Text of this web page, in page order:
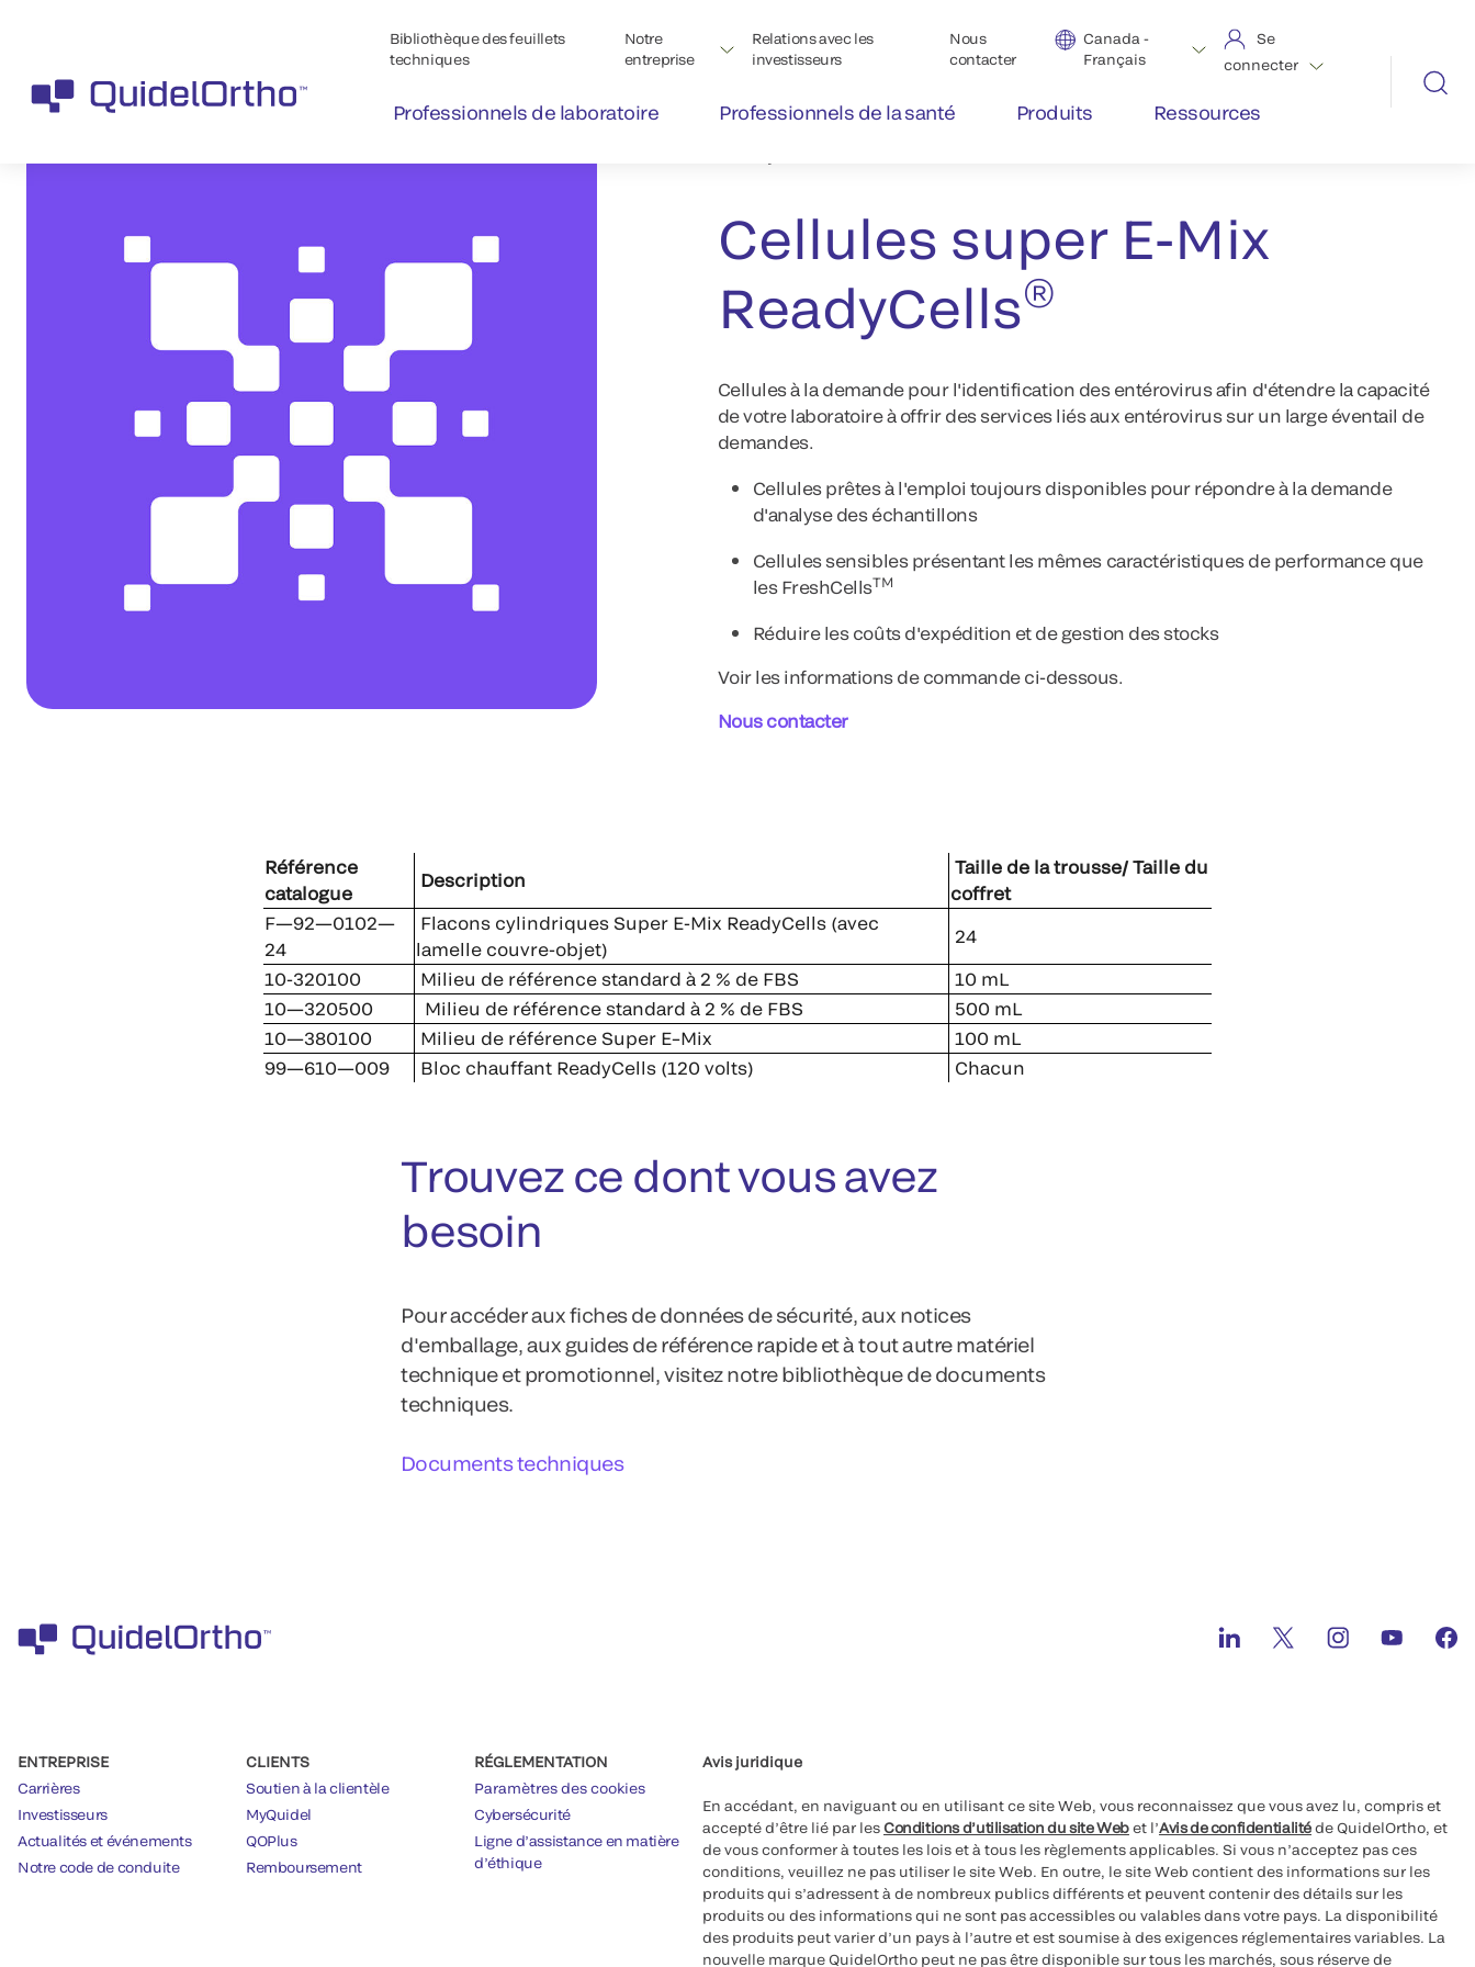
Bibliothèque des feuillets
techniques
Notre
entreprise
Relations avec les
investisseurs
Nous
contacter
Canada -
Français
Se
connecter
Professionnels de laboratoire Professionnels de la santé Produits Ressources
Cellules super E-Mix
ReadyCells®
Cellules à la demande pour l'identification des entérovirus afin d'étendre la capacité
de votre laboratoire à offrir des services liés aux entérovirus sur un large éventail de
demandes.
Cellules prêtes à l'emploi toujours disponibles pour répondre à la demande
d'analyse des échantillons
Cellules sensibles présentant les mêmes caractéristiques de performance que
les FreshCellsTM
Réduire les coûts d'expédition et de gestion des stocks
Voir les informations de commande ci-dessous.
Nous contacter
Référence
catalogue
Description
Taille de la trousse/ Taille du
coffret
F—92—0102—
24
Flacons cylindriques Super E-Mix ReadyCells (avec
lamelle couvre-objet)
24
10-320100 Milieu de référence standard à 2 % de FBS
10 mL
10—320500
Milieu de référence standard à 2 % de FBS
500 mL
10—380100
Milieu de référence Super E–Mix
100 mL
99—610—009
Bloc chauffant ReadyCells (120 volts) Chacun
Trouvez ce dont vous avez
besoin
Pour accéder aux fiches de données de sécurité, aux notices
d'emballage, aux guides de référence rapide et à tout autre matériel
technique et promotionnel, visitez notre bibliothèque de documents
techniques.
Documents techniques
ENTREPRISE
Carrières
Investisseurs
Actualités et événements
Notre code de conduite
CLIENTS
Soutien à la clientèle
MyQuidel
QOPlus
Remboursement
RÉGLEMENTATION
Paramètres des cookies
Cybersécurité
Ligne d’assistance en matière
d’éthique
Avis juridique
En accédant, en naviguant ou en utilisant ce site Web, vous reconnaissez que vous avez lu, compris et
accepté d’être lié par lesConditions d’utilisation du site Webet l’Avis de confidentialitéde QuidelOrtho, et
de vous conformer à toutes les lois et à tous les règlements applicables. Si vous n’acceptez pas ces
conditions, veuillez ne pas utiliser le site Web. En outre, le site Web contient des informations sur les
produits qui s’adressent à de nombreux publics différents et peuvent contenir des détails sur les
produits ou des informations qui ne sont pas accessibles ou valables dans votre pays. La disponibilité
des produits peut varier d’un pays à l’autre et est soumise à des exigences réglementaires variables. La
nouvelle marque QuidelOrtho peut ne pas être disponible sur tous les marchés, sous réserve de